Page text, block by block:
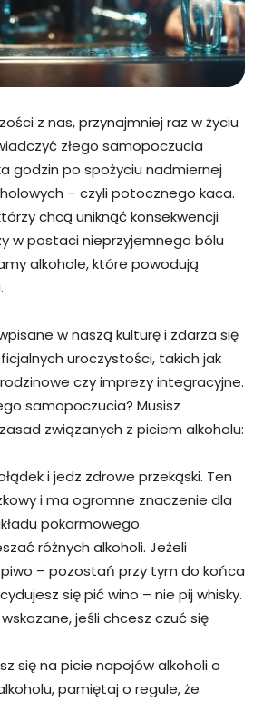
z nas, przynajmniej raz w życiu
złego samopoczucia
godzin po spożyciu nadmiernej
– czyli potocznego kaca.
chcą uniknąć konsekwencji
w postaci nieprzyjemnego bólu
alkohole, które powodują
w naszą kulturę i zdarza się
uroczystości, takich jak
czy imprezy integracyjne.
samopoczucia? Musisz
związanych z piciem alkoholu:
i jedz zdrowe przekąski. Ten
i ma ogromne znaczenie dla
pokarmowego.
różnych alkoholi. Jeżeli
– pozostań przy tym do końca
się pić wino – nie pij whisky.
jeśli chcesz czuć się
się na picie napojów alkoholi o
pamiętaj o regule, że